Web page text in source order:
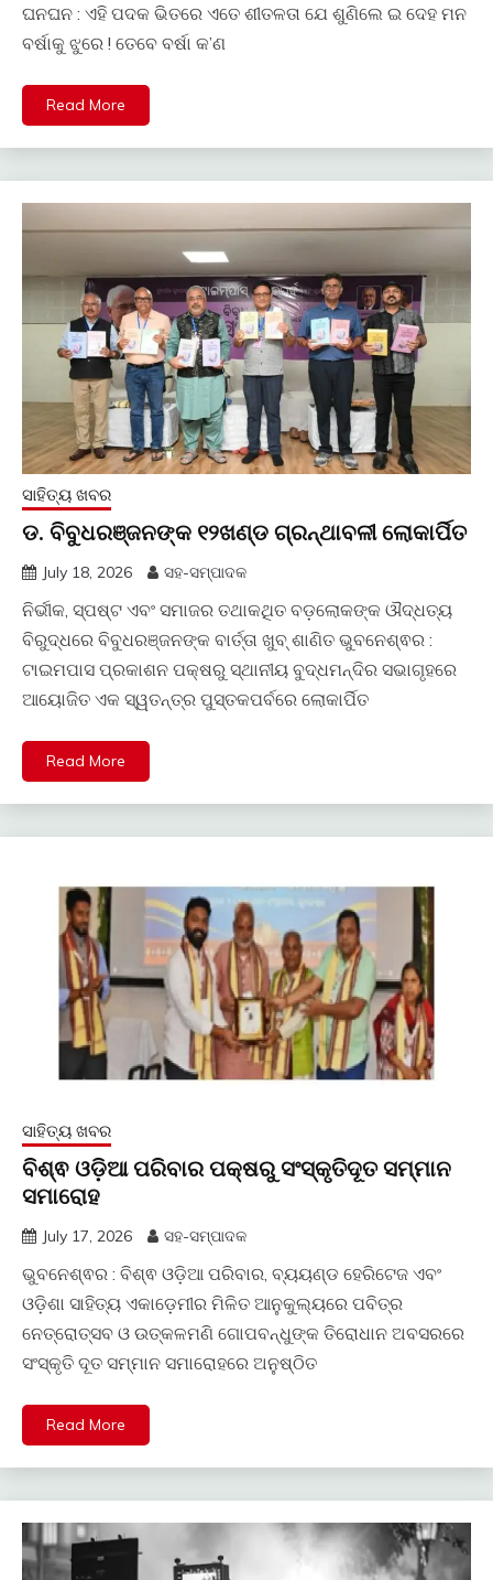
ଘନଘନ : ଏହି ପଦକ ଭିତରେ ଏତେ ଶୀତଳତା ଯେ ଶୁଣିଲେ ଇ ଦେହ ମନ
ବର୍ଷାକୁ ଝୁରେ ! ତେବେ ବର୍ଷା କ’ଣ
Read More
ସାହିତ୍ୟ ଖବର
ଡ. ବିବୁଧରଞ୍ଜନଙ୍କ ୧୨ଖଣ୍ଡ ଗ୍ରନ୍ଥାବଳୀ ଲୋକାର୍ପିତ
July 18, 2026 ସହ-ସମ୍ପାଦକ
ନିର୍ଭୀକ, ସ୍ପଷ୍ଟ ଏବଂ ସମାଜର ତଥାକଥିତ ବଡ଼ଲୋକଙ୍କ ଔଦ୍ଧତ୍ୟ
ବିରୁଦ୍ଧରେ ବିବୁଧରଞ୍ଜନଙ୍କ ବାର୍ତ୍ତା ଖୁବ୍ ଶାଣିତ ଭୁବନେଶ୍ଵର :
ଟାଇମପାସ ପ୍ରକାଶନ ପକ୍ଷରୁ ସ୍ଥାନୀୟ ବୁଦ୍ଧମନ୍ଦିର ସଭାଗୃହରେ
ଆୟୋଜିତ ଏକ ସ୍ୱତନ୍ତ୍ର ପୁସ୍ତକପର୍ବରେ ଲୋକାର୍ପିତ
Read More
ସାହିତ୍ୟ ଖବର
ବିଶ୍ଵ ଓଡ଼ିଆ ପରିବାର ପକ୍ଷରୁ ସଂସ୍କୃତିଦୂତ ସମ୍ମାନ
ସମାରୋହ
July 17, 2026 ସହ-ସମ୍ପାଦକ
ଭୁବନେଶ୍ଵର : ବିଶ୍ଵ ଓଡ଼ିଆ ପରିବାର, ବ୍ୟୟଣ୍ଡ ହେରିଟେଜ ଏବଂ
ଓଡ଼ିଶା ସାହିତ୍ୟ ଏକାଡ଼େମୀର ମିଳିତ ଆନୁକୁଲ୍ୟରେ ପବିତ୍ର
ନେତ୍ରୋତ୍ସବ ଓ ଉତ୍କଳମଣି ଗୋପବନ୍ଧୁଙ୍କ ତିରୋଧାନ ଅବସରରେ
ସଂସ୍କୃତି ଦୂତ ସମ୍ମାନ ସମାରୋହରେ ଅନୁଷ୍ଠିତ
Read More